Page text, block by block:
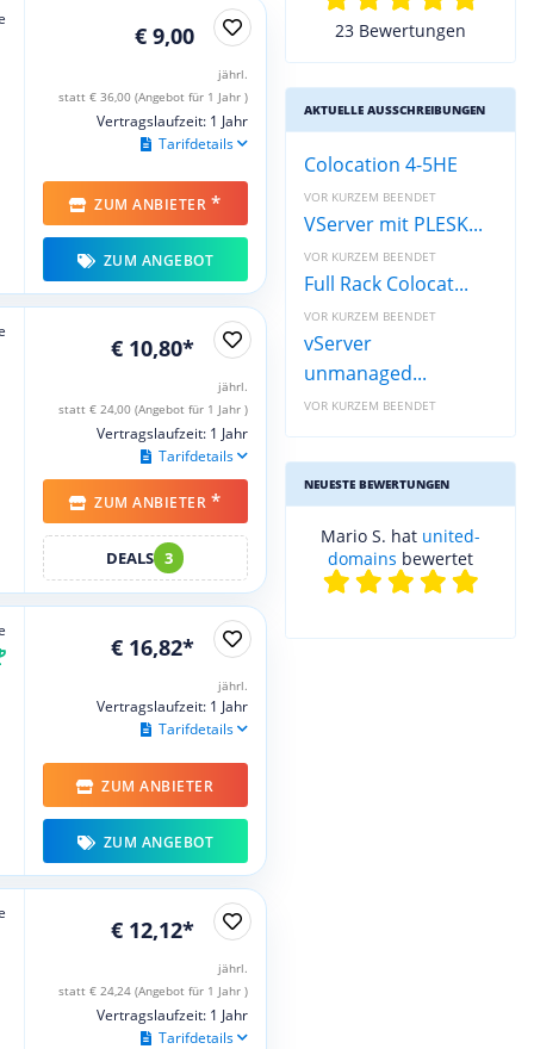
€ 9,00
jährl.
statt € 36,00 (Angebot für 1 Jahr )
Vertragslaufzeit: 1 Jahr
Tarifdetails
ZUM ANBIETER *
ZUM ANGEBOT
€ 10,80*
jährl.
statt € 24,00 (Angebot für 1 Jahr )
Vertragslaufzeit: 1 Jahr
Tarifdetails
ZUM ANBIETER *
DEALS 3
€ 16,82*
jährl.
Vertragslaufzeit: 1 Jahr
Tarifdetails
ZUM ANBIETER
ZUM ANGEBOT
€ 12,12*
jährl.
statt € 24,24 (Angebot für 1 Jahr )
Vertragslaufzeit: 1 Jahr
Tarifdetails
23 Bewertungen
AKTUELLE AUSSCHREIBUNGEN
Colocation 4-5HE
VOR KURZEM BEENDET
VServer mit PLESK...
VOR KURZEM BEENDET
Full Rack Colocat...
VOR KURZEM BEENDET
vServer
unmanaged...
VOR KURZEM BEENDET
NEUESTE BEWERTUNGEN
Mario S. hat united-
domains bewertet